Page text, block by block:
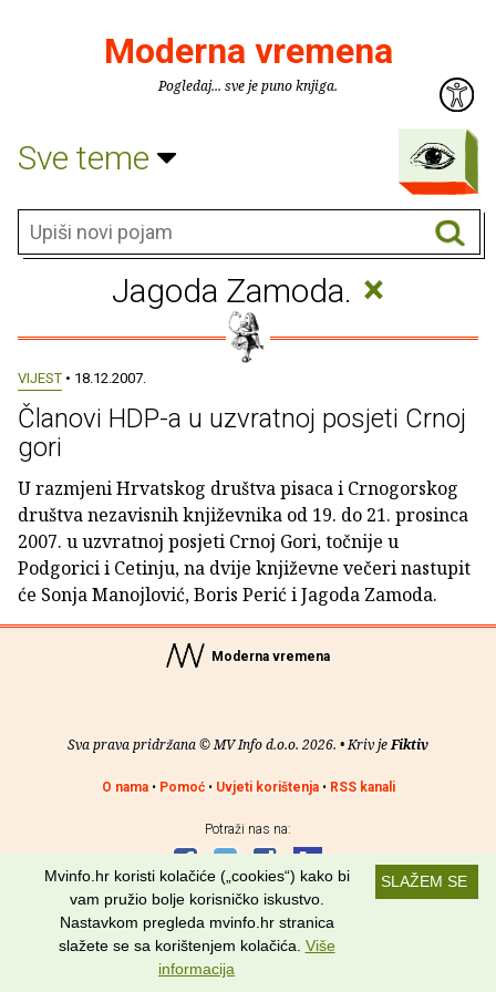
Moderna vremena
Pogledaj... sve je puno knjiga.
Sve teme
Jagoda Zamoda. ×
VIJEST • 18.12.2007.
Članovi HDP-a u uzvratnoj posjeti Crnoj
gori
U razmjeni Hrvatskog društva pisaca i Crnogorskog
društva nezavisnih književnika od 19. do 21. prosinca
2007. u uzvratnoj posjeti Crnoj Gori, točnije u
Podgorici i Cetinju, na dvije književne večeri nastupit
će Sonja Manojlović, Boris Perić i Jagoda Zamoda.
Moderna vremena
Sva prava pridržana © MV Info d.o.o. 2026. • Kriv jeFiktiv
O nama• Pomoć• Uvjeti korištenja• RSS kanali
Potraži nas na:
SLAŽEM SE
Mvinfo.hr koristi kolačiće („cookies“) kako bi
vam pružio bolje korisničko iskustvo.
Nastavkom pregleda mvinfo.hr stranica
slažete se sa korištenjem kolačića. Više
informacija